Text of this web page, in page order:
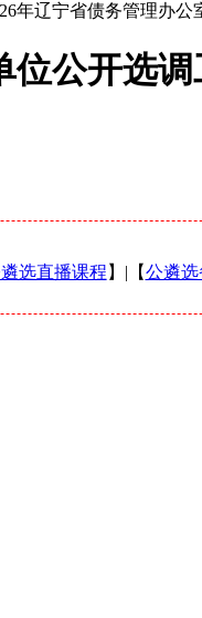
年辽宁省债务管理办公
公开选
选直播课程 】|【公遴